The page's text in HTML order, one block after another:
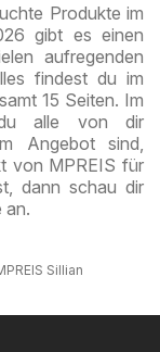
Produkte im
gibt es einen
aufregenden
findest du im
15 Seiten. Im
du alle von dir
Angebot sind,
von MPREIS für
dann schau dir
an.
Sillian